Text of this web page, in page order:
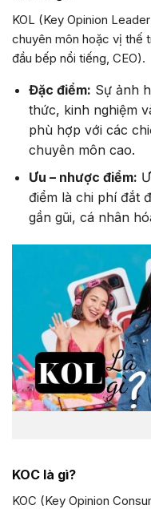
KOL (Key Opinion
chuyên môn hoặc vị thế
đầu bếp nổi tiếng, CEO).
Đặc điểm: Sự ảnh
thức, kinh nghiệm
phù hợp với các
chuyên môn cao.
Ưu – nhược điểm:
điểm là chi phí đắt
gần gũi, cá nhân
KOC là gì?
KOC (Key Opinion